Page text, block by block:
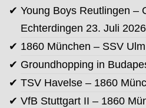
Young Boys Reutlingen –
Echterdingen 23. Juli 2026
1860 München – SSV
Groundhopping in
TSV Havelse – 1860
VfB Stuttgart II – 1860